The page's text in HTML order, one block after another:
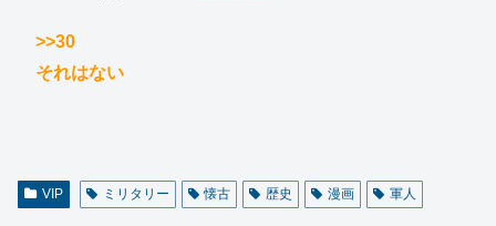
>>30
それはない
VIP ミリタリー 懐古 歴史 漫画 軍人